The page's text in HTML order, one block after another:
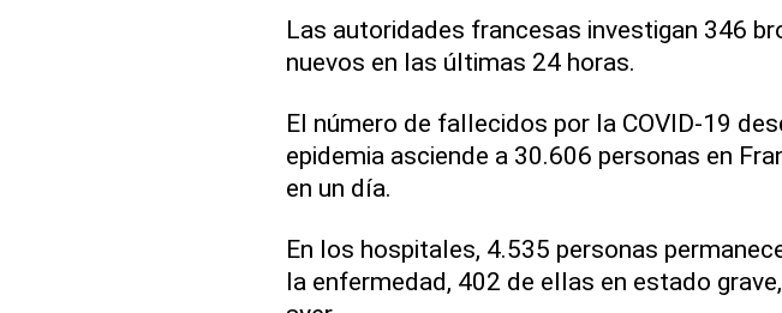
Las autoridades francesas investigan 346
nuevos en las últimas 24 horas.
El número de fallecidos por la COVID-19
epidemia asciende a 30.606 personas en
en un día.
En los hospitales, 4.535 personas
la enfermedad, 402 de ellas en estado